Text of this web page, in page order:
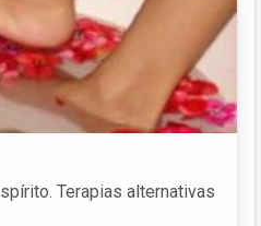
Terapias alternativas